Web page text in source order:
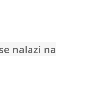
nalazi na